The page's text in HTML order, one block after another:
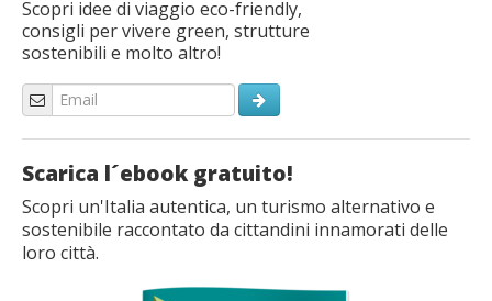
Scopri idee di viaggio eco-friendly,
consigli per vivere green, strutture
sostenibili e molto altro!
Scarica l´ebook gratuito!
Scopri un'Italia autentica, un turismo alternativo e
sostenibile raccontato da cittandini innamorati delle
loro città.